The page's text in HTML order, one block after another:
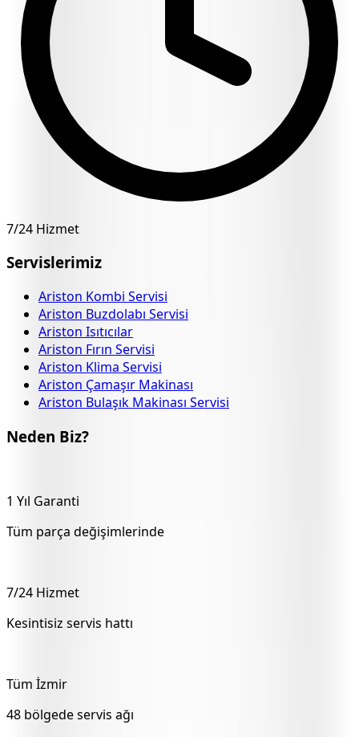
7/24 Hizmet
Servislerimiz
Ariston Kombi Servisi
Ariston Buzdolabı Servisi
Ariston Isıtıcılar
Ariston Fırın Servisi
Ariston Klima Servisi
Ariston Çamaşır Makinası
Ariston Bulaşık Makinası Servisi
Neden Biz?
1 Yıl Garanti
Tüm parça değişimlerinde
7/24 Hizmet
Kesintisiz servis hattı
Tüm İzmir
48 bölgede servis ağı